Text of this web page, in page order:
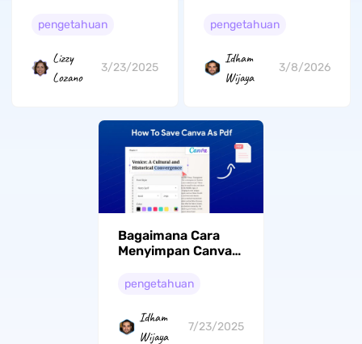
pertanyaan yang
pengetahuan
Lizzy
Lozano
3/23/2025
Setelah Unduh
pengetahuan
Idham
Wijaya
3/8/2026
Bagaimana Cara
Menyimpan Canva
(Langkah demi
pengetahuan
Idham
Wijaya
7/23/2025